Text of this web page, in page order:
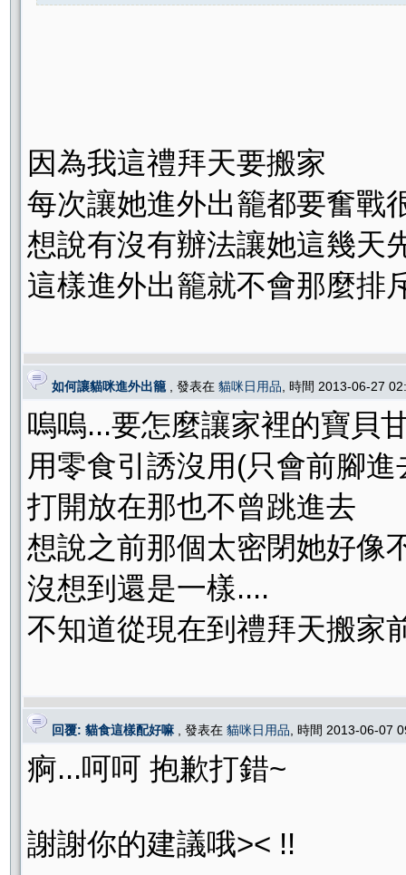
因為我這禮拜天要搬家
每次讓她進外出籠都要奮戰
想說有沒有辦法讓她這幾天
這樣進外出籠就不會那麼排
如何讓貓咪進外出籠 , 發表在 貓咪日用品 , 時間 2013-06-27
嗚嗚...要怎麼讓家裡的寶貝
用零食引誘沒用(只會前腳
打開放在那也不曾跳進去
想說之前那個太密閉她好像
沒想到還是一樣....
不知道從現在到禮拜天搬家
回覆: 貓食這樣配好嘛 , 發表在 貓咪日用品 , 時間 2013-06-07
痾...呵呵 抱歉打錯~
謝謝你的建議哦>< !!